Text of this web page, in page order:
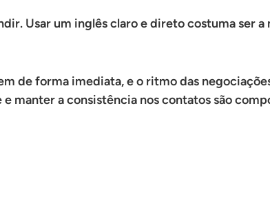
Usar um inglês claro e direto costuma ser
de forma imediata, e o ritmo das
manter a consistência nos contatos são